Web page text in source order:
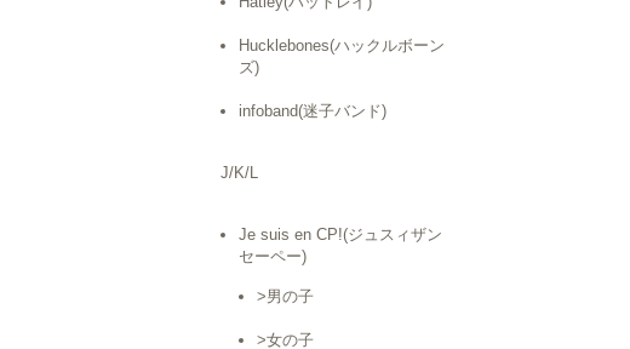
Hucklebones(ハックルボーン
ズ)
infoband(迷子バンド)
J/K/L
Je suis en CP!(ジュスィザン
セーペー)
>男の子
>女の子